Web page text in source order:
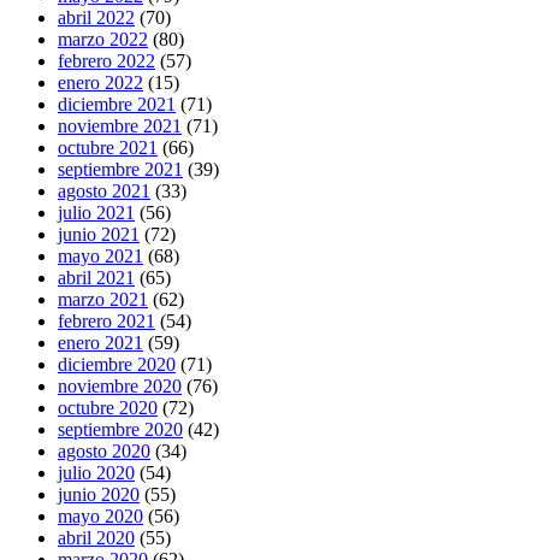
abril 2022 (70)
marzo 2022 (80)
febrero 2022 (57)
enero 2022 (15)
diciembre 2021 (71)
noviembre 2021 (71)
octubre 2021 (66)
septiembre 2021 (39)
agosto 2021 (33)
julio 2021 (56)
junio 2021 (72)
mayo 2021 (68)
abril 2021 (65)
marzo 2021 (62)
febrero 2021 (54)
enero 2021 (59)
diciembre 2020 (71)
noviembre 2020 (76)
octubre 2020 (72)
septiembre 2020 (42)
agosto 2020 (34)
julio 2020 (54)
junio 2020 (55)
mayo 2020 (56)
abril 2020 (55)